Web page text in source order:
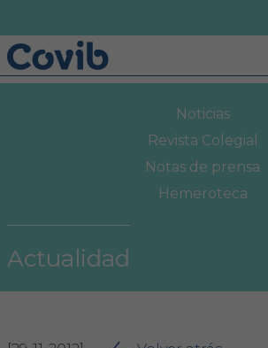
HOME
Comisiones asesoras
Noticias
Revista Colegial
Notas de prensa
Hemeroteca
Actualidad